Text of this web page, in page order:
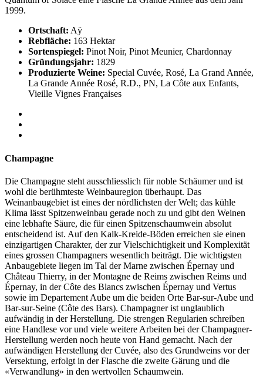
1999.
Ortschaft: Aÿ
Rebfläche: 163 Hektar
Sortenspiegel: Pinot Noir, Pinot Meunier, Chardonnay
Gründungsjahr: 1829
Produzierte Weine: Special Cuvée, Rosé, La Grand Année,
La Grande Année Rosé, R.D., PN, La Côte aux Enfants,
Vieille Vignes Françaises
Champagne
Die Champagne steht ausschliesslich für noble Schäumer und ist
wohl die berühmteste Weinbauregion überhaupt. Das
Weinanbaugebiet ist eines der nördlichsten der Welt; das kühle
Klima lässt Spitzenweinbau gerade noch zu und gibt den Weinen
eine lebhafte Säure, die für einen Spitzenschaumwein absolut
entscheidend ist. Auf den Kalk-Kreide-Böden erreichen sie einen
einzigartigen Charakter, der zur Vielschichtigkeit und Komplexität
eines grossen Champagners wesentlich beiträgt. Die wichtigsten
Anbaugebiete liegen im Tal der Marne zwischen Épernay und
Château Thierry, in der Montagne de Reims zwischen Reims und
Épernay, in der Côte des Blancs zwischen Épernay und Vertus
sowie im Departement Aube um die beiden Orte Bar-sur-Aube und
Bar-sur-Seine (Côte des Bars). Champagner ist unglaublich
aufwändig in der Herstellung. Die strengen Regularien schreiben
eine Handlese vor und viele weitere Arbeiten bei der Champagner-
Herstellung werden noch heute von Hand gemacht. Nach der
aufwändigen Herstellung der Cuvée, also des Grundweins vor der
Versektung, erfolgt in der Flasche die zweite Gärung und die
«Verwandlung» in den wertvollen Schaumwein.